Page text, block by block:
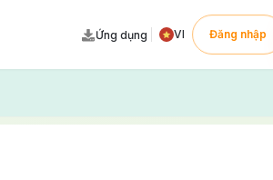
Ứng dụng VI Đăng nhập